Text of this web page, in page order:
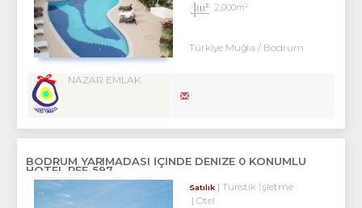
2,000m²
Türkiye Muğla / Bodrum
NAZAR EMLAK
BODRUM YARIMADASI IÇINDE DENIZE 0 KONUMLU
HOTEL REF-597
Satılık
Turistik İşletme
Otel